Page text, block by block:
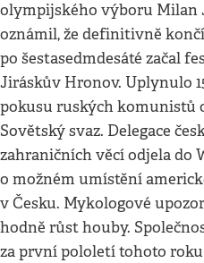
olympijského výboru Milan
oznámil, že definitivně
po šestasedmdesáté začal
Jiráskův Hronov. Uplynulo
pokusu ruských komunistů
Sovětský svaz. Delegace
zahraničních věcí odjela do
o možném umístění
v Česku. Mykologové
hodně růst houby.
za první pololetí tohoto